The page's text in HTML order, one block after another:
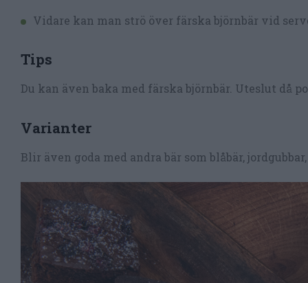
Vidare kan man strö över färska björnbär vid
Tips
Du kan även baka med färska björnbär. Uteslut då
Varianter
Blir även goda med andra bär som blåbär, jordgubbar,